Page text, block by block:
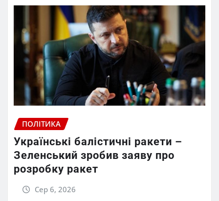
ПОЛІТИКА
Українські балістичні ракети –
Зеленський зробив заяву про
розробку ракет
Сер 6, 2026